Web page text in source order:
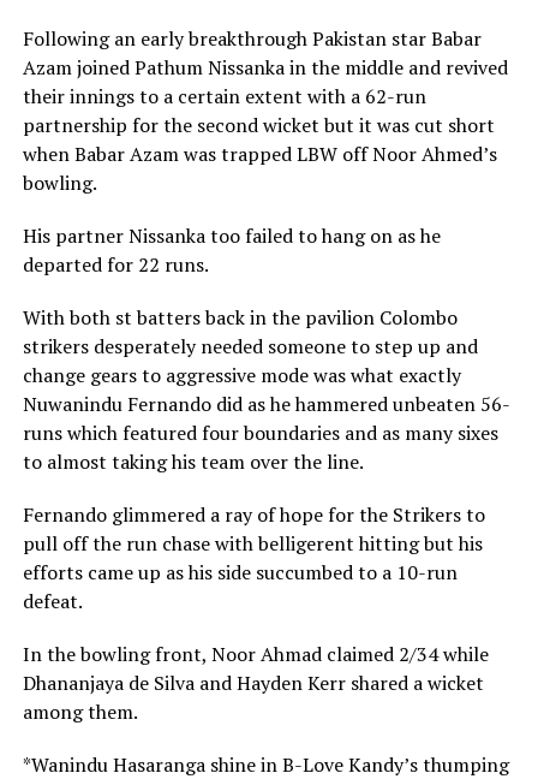
Following an early breakthrough Pakistan star Babar
Azam joined Pathum Nissanka in the middle and revived
their innings to a certain extent with a 62-run
partnership for the second wicket but it was cut short
when Babar Azam was trapped LBW off Noor Ahmed’s
bowling.
His partner Nissanka too failed to hang on as he
departed for 22 runs.
With both st batters back in the pavilion Colombo
strikers desperately needed someone to step up and
change gears to aggressive mode was what exactly
Nuwanindu Fernando did as he hammered unbeaten 56-
runs which featured four boundaries and as many sixes
to almost taking his team over the line.
Fernando glimmered a ray of hope for the Strikers to
pull off the run chase with belligerent hitting but his
efforts came up as his side succumbed to a 10-run
defeat.
In the bowling front, Noor Ahmad claimed 2/34 while
Dhananjaya de Silva and Hayden Kerr shared a wicket
among them.
*Wanindu Hasaranga shine in B-Love Kandy’s thumping